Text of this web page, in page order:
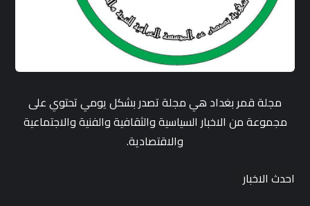
مجلة قمر بغداد هي مجلة تصدر بشكل يومي تحتوي على
مجموعة من الاخبار السياسية والثقافية والفنية والاجتماعية
والاقتصادية.
احدث الاخبار